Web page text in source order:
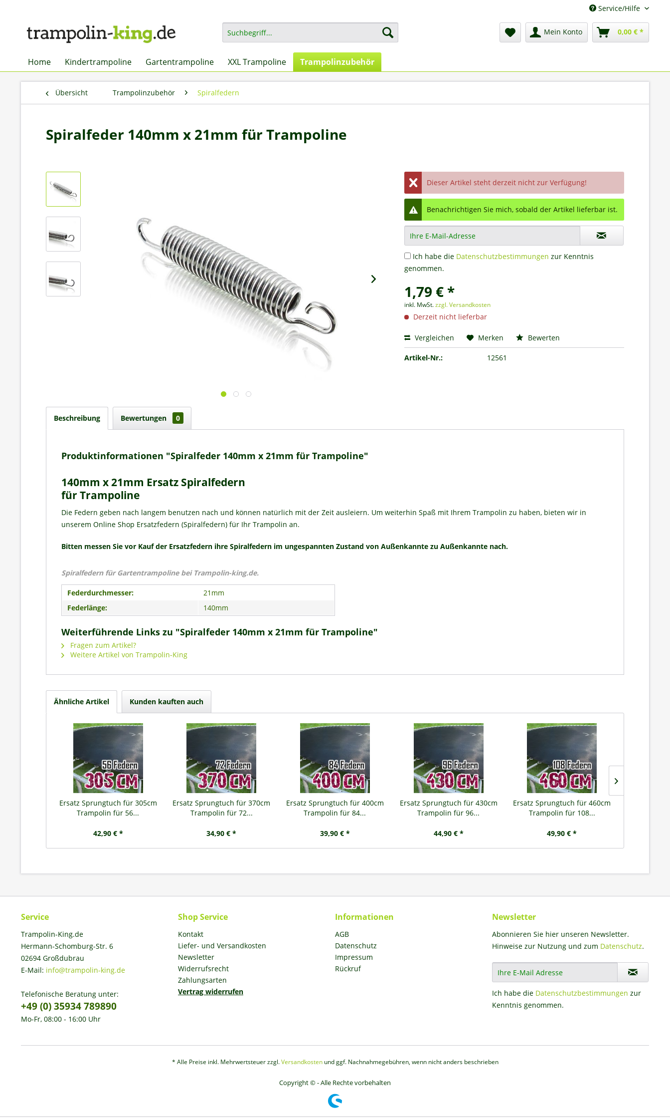
Service/Hilfe
Mein Konto 0,00 € *
Home Kindertrampoline Gartentrampoline XXL Trampoline Trampolinzubehör
Übersicht Trampolinzubehör Spiralfedern
Spiralfeder 140mm x 21mm für Trampoline
Dieser Artikel steht derzeit nicht zur Verfügung!
Benachrichtigen Sie mich, sobald der Artikel lieferbar ist.
Ich habe die Datenschutzbestimmungen zur Kenntnis
genommen.
1,79 € *
inkl. MwSt.zzgl. Versandkosten
Derzeit nicht lieferbar
Vergleichen Merken Bewerten
Artikel-Nr.: 12561
Beschreibung Bewertungen 0
Produktinformationen "Spiralfeder 140mm x 21mm für Trampoline"
140mm x 21mm Ersatz Spiralfedern
für Trampoline
Die Federn geben nach langem benutzen nach und können natürlich mit der Zeit ausleiern. Um weiterhin Spaß mit Ihrem Trampolin zu haben, bieten wir in
unserem Online Shop Ersatzfedern (Spiralfedern) für Ihr Trampolin an.
Bitten messen Sie vor Kauf der Ersatzfedern ihre Spiralfedern im ungespannten Zustand von Außenkannte zu Außenkannte nach.
Spiralfedern für Gartentrampoline bei Trampolin-king.de.
Federdurchmesser:
21mm
Federlänge:
140mm
Weiterführende Links zu "Spiralfeder 140mm x 21mm für Trampoline"
Fragen zum Artikel?
Weitere Artikel von Trampolin-King
Ähnliche Artikel Kunden kauften auch
Ersatz Sprungtuch für 305cm
Trampolin für 56...
42,90 € *
Ersatz Sprungtuch für 370cm
Trampolin für 72...
34,90 € *
Ersatz Sprungtuch für 400cm
Trampolin für 84...
39,90 € *
Ersatz Sprungtuch für 430cm
Trampolin für 96...
44,90 € *
Ersatz Sprungtuch für 460cm
Trampolin für 108...
49,90 € *
Service
Trampolin-King.de
Hermann-Schomburg-Str. 6
02694 Großdubrau
E-Mail: info@trampolin-king.de
Telefonische Beratung unter:
+49 (0) 35934 789890
Mo-Fr, 08:00 - 16:00 Uhr
Shop Service
Kontakt
Liefer- und Versandkosten
Newsletter
Widerrufsrecht
Zahlungsarten
Vertrag widerrufen
Informationen
AGB
Datenschutz
Impressum
Rückruf
Newsletter
Abonnieren Sie hier unseren Newsletter.
Hinweise zur Nutzung und zum Datenschutz.
Ich habe die Datenschutzbestimmungen zur
Kenntnis genommen.
* Alle Preise inkl. Mehrwertsteuer zzgl.Versandkostenund ggf. Nachnahmegebühren, wenn nicht anders beschrieben
Copyright © - Alle Rechte vorbehalten